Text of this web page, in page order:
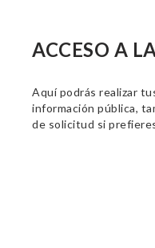
ACCESO A
Aquí podrás realizar
información pública,
de solicitud si